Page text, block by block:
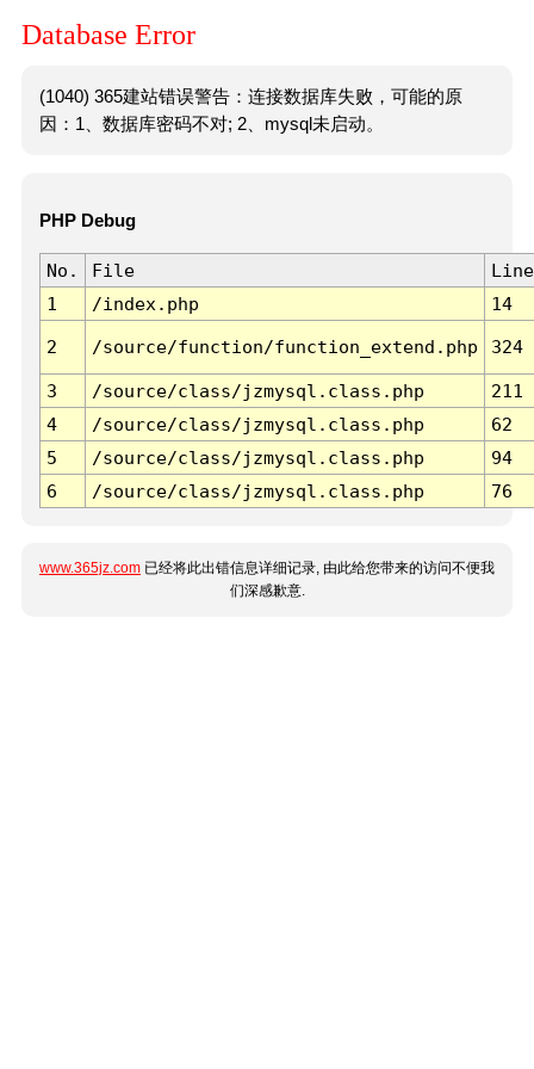
Database Error
(1040) 365建站错误警告：连接数据库失败，可能的原
因：1、数据库密码不对; 2、mysql未启动。
PHP Debug
No. File
Line
1
/index.php 14
2 /source/function/function_extend.php 324
3 /source/class/jzmysql.class.php
211
4
/source/class/jzmysql.class.php
62
5
/source/class/jzmysql.class.php
94
6
/source/class/jzmysql.class.php 76
www.365jz.com 已经将此出错信息详细记录, 由此给您带来的访问不便我
们深感歉意.